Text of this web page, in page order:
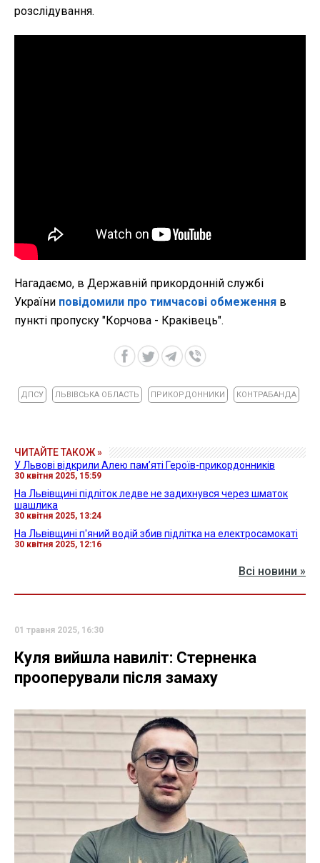
розслідування.
Нагадаємо, в Державній прикордонній службі
України повідомили про тимчасові обмеження в
пункті пропуску "Корчова - Краківець".
ДПСУ ЛЬВІВСЬКА ОБЛАСТЬ ПРИКОРДОННИКИ КОНТРАБАНДА
ЧИТАЙТЕ ТАКОЖ »
У Львові відкрили Алею пам’яті Героїв-прикордонників
30 квітня 2025, 15:59
На Львівщині підліток ледве не задихнувся через шматок
шашлика
30 квітня 2025, 13:24
На Львівщині п'яний водій збив підлітка на електросамокаті
30 квітня 2025, 12:16
Всі новини »
01 травня 2025, 16:30
Куля вийшла навиліт: Стерненка
прооперували після замаху